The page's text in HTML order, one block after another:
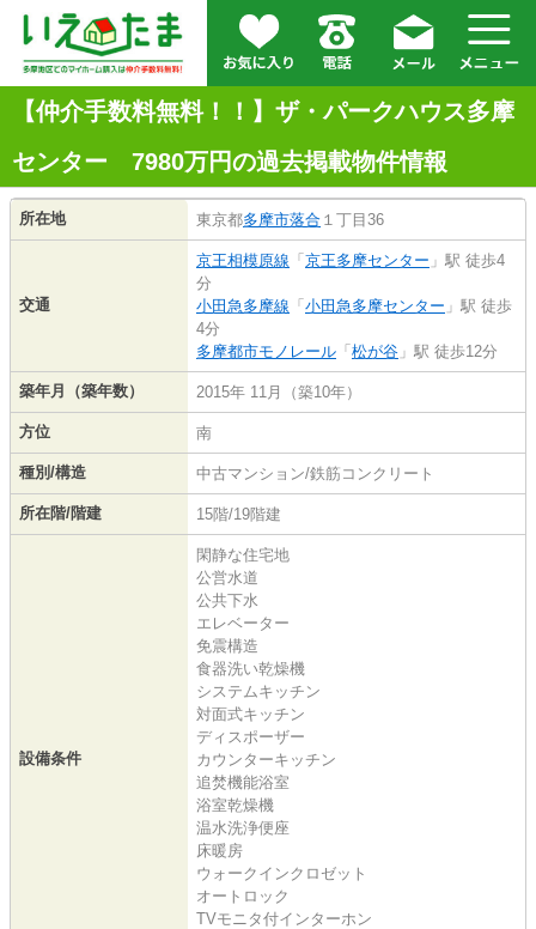
【仲介手数料無料！！】ザ・パークハウス多摩
センター 7980万円の過去掲載物件情報
所在地 東京都多摩市落合 １丁目36
交通
京王相模原線 「 京王多摩センター 」駅 徒歩4
分
小田急多摩線 「 小田急多摩センター 」駅 徒歩
4分
多摩都市モノレール 「 松が谷 」駅 徒歩12分
築年月（築年数） 2015年 11月（築10年）
方位 南
種別/構造 中古マンション/鉄筋コンクリート
所在階/階建 15階/19階建
設備条件
閑静な住宅地
公営水道
公共下水
エレベーター
免震構造
食器洗い乾燥機
システムキッチン
対面式キッチン
ディスポーザー
カウンターキッチン
追焚機能浴室
浴室乾燥機
温水洗浄便座
床暖房
ウォークインクロゼット
オートロック
TVモニタ付インターホン